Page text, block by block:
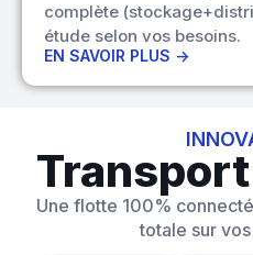
complète
étude selon vos besoins.
EN SAVOIR PLUS ->
Une flotte 100%
totale sur